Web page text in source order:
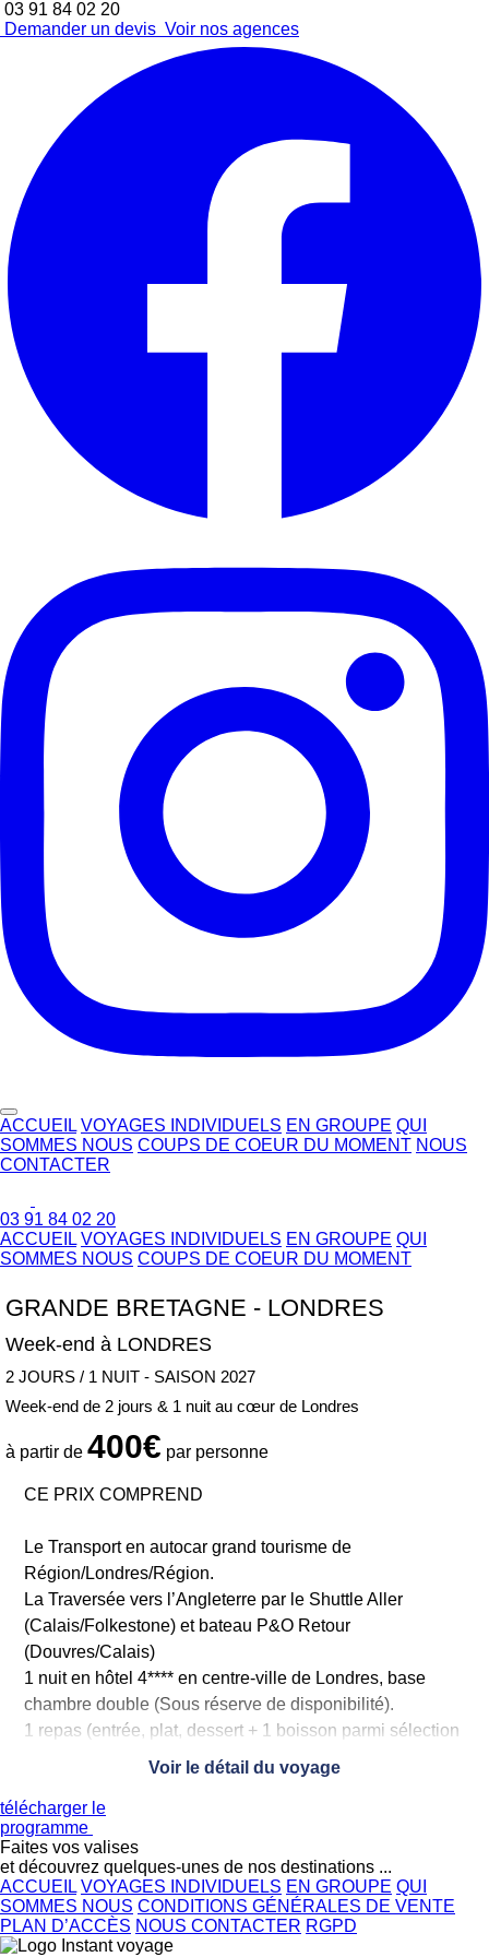
03 91 84 02 20
Demander un devis Voir nos agences
ACCUEIL VOYAGES INDIVIDUELS EN GROUPE QUI
SOMMES NOUS COUPS DE COEUR DU MOMENT NOUS
CONTACTER
03 91 84 02 20
ACCUEIL VOYAGES INDIVIDUELS EN GROUPE QUI
SOMMES NOUS COUPS DE COEUR DU MOMENT
GRANDE BRETAGNE - LONDRES
Week-end à LONDRES
2 JOURS / 1 NUIT - SAISON 2027
Week-end de 2 jours & 1 nuit au cœur de Londres
à partir de 400€ par personne
CE PRIX COMPREND
Le Transport en autocar grand tourisme de
Région/Londres/Région.
La Traversée vers l’Angleterre par le Shuttle Aller
(Calais/Folkestone) et bateau P&O Retour
(Douvres/Calais)
1 nuit en hôtel 4**** en centre-ville de Londres, base
chambre double (Sous réserve de disponibilité).
1 repas (entrée, plat, dessert + 1 boisson parmi sélection
vin, bière, softs).
Guide francophone pendant le tour d’orientation.
La visite des studios Harry Potter Studios Warner Bros.
L’accès lounge privatif sur le bateau retour avec repas
sous forme de buffet et sélection de boissons à volonté.
Une pochette de voyage.
Voir le détail du voyage
télécharger le
programme
Faites vos valises
et découvrez quelques-unes de nos destinations ...
ACCUEIL VOYAGES INDIVIDUELS EN GROUPE QUI
SOMMES NOUS CONDITIONS GÉNÉRALES DE VENTE
PLAN D’ACCÈS NOUS CONTACTER RGPD